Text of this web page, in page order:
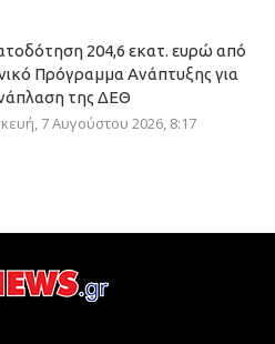
204,6 εκατ. ευρώ από
Πρόγραμμα Ανάπτυξης για
της ΔΕΘ
7 Αυγούστου 2026, 8:17